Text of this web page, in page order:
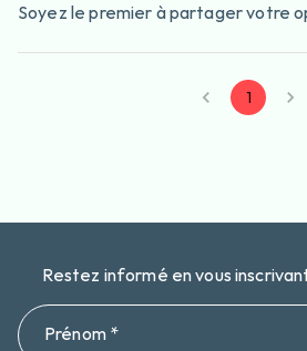
Soyez le premier à partager votre
1
Restez informé en vous
Prénom *